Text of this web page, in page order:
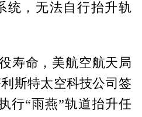
统，无法自行抬升轨
寿命，美航空航天局
斯特太空科技公司签
行“雨燕”轨道抬升任